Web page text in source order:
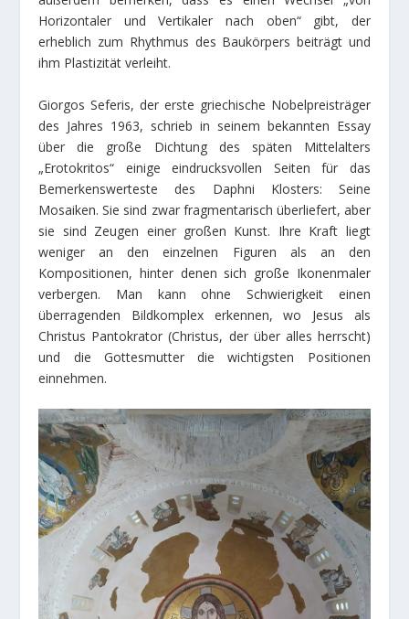
Horizontaler und Vertikaler nach oben“ gibt, der
erheblich zum Rhythmus des Baukörpers beiträgt und
ihm Plastizität verleiht.
Giorgos Seferis, der erste griechische Nobelpreisträger
des Jahres 1963, schrieb in seinem bekannten Essay
über die große Dichtung des späten Mittelalters
„Erotokritos“ einige eindrucksvollen Seiten für das
Bemerkenswerteste des Daphni Klosters: Seine
Mosaiken. Sie sind zwar fragmentarisch überliefert, aber
sie sind Zeugen einer großen Kunst. Ihre Kraft liegt
weniger an den einzelnen Figuren als an den
Kompositionen, hinter denen sich große Ikonenmaler
verbergen. Man kann ohne Schwierigkeit einen
überragenden Bildkomplex erkennen, wo Jesus als
Christus Pantokrator (Christus, der über alles herrscht)
und die Gottesmutter die wichtigsten Positionen
einnehmen.